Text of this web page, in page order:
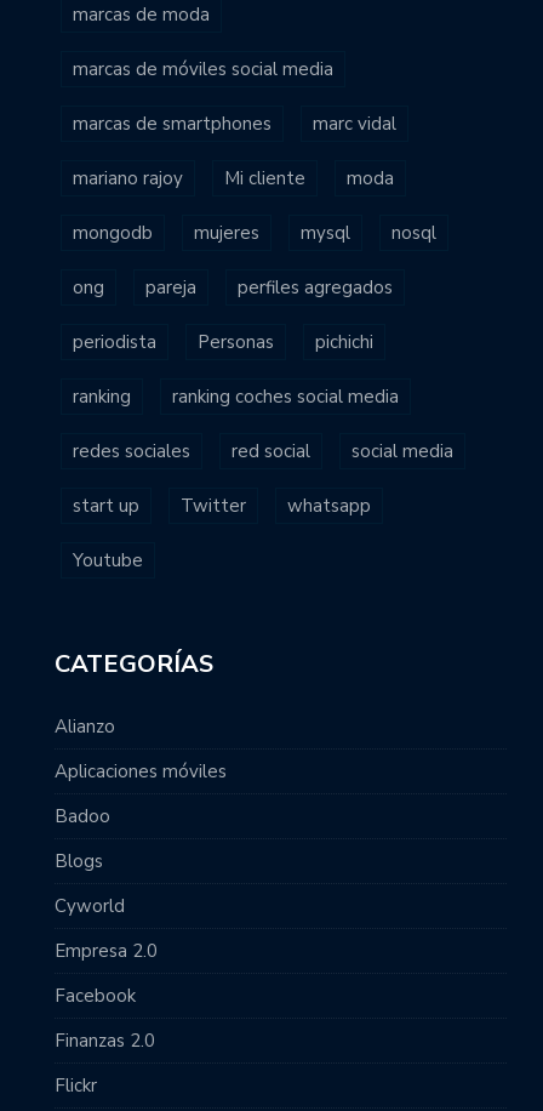
marcas de moda
marcas de móviles social media
marcas de smartphones marc vidal
mariano rajoy Mi cliente moda
mongodb mujeres mysql nosql
ong pareja perfiles agregados
periodista Personas pichichi
ranking ranking coches social media
redes sociales red social social media
start up Twitter whatsapp
Youtube
CATEGORÍAS
Alianzo
Aplicaciones móviles
Badoo
Blogs
Cyworld
Empresa 2.0
Facebook
Finanzas 2.0
Flickr